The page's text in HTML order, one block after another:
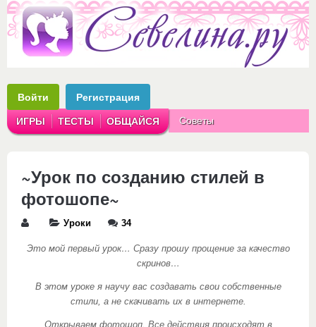
Войти Регистрация
ИГРЫ ТЕСТЫ ОБЩАЙСЯ Советы
~Урок по созданию стилей в
фотошопе~
Уроки 34
Это мой первый урок… Сразу прошу прощение за качество
скринов…
В этом уроке я научу вас создавать свои собственные
стили, а не скачивать их в интернете.
Открываем фотошоп. Все действия происходят в